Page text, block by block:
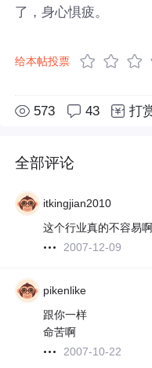
了，身心惧疲。
给本帖投票
573 43 打
全部评论
itkingjian2010
这个行业真的不容易啊
2007-12-09
pikenlike
跟你一样
命苦啊
2007-10-22